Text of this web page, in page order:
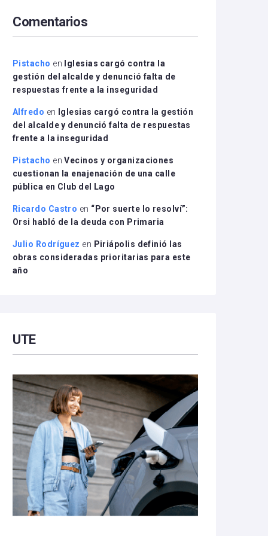
disminuir
el
Comentarios
Pistacho en
Iglesias cargó contra la
gestión del alcalde y denunció falta de
respuestas frente a la inseguridad
Alfredo en
Iglesias cargó contra la gestión
del alcalde y denunció falta de respuestas
frente a la inseguridad
Pistacho enVecinos y organizaciones
cuestionan la enajenación de una calle
pública en Club del Lago
Ricardo Castro en “Por suerte lo resolví”:
Orsi habló de la deuda con Primaria
Julio Rodríguez en Piriápolis definió las
obras consideradas prioritarias para este
año
UTE